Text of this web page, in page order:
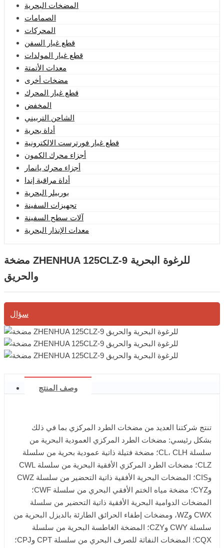
المضخات البحرية
الصمامات
المحركات
قطع غيار السفن
قطع غيار المولدات
معدات الأتمتة
مضخات أخرى
قطع غيار المحرك
المخفض
الشاحن التربيني
أداة بحرية
قطع غيار فورترست الالكترونية
أجزاء محرك الكمون
أجزاء محرك يانمار
أداة مراقبة إندا
بوربيلر البحرية
تجهيزات السفينة
آلات سطح السفينة
معدات الإنذار البحرية
مضخة ZHENHUA 125CLZ-9 للرغوة البحرية
والحريق
سؤال
وصف المنتج
تنتج شركتنا العديد من مضخات الطرد المركزي بما في ذلك
بشكل رئيسي: مضخات الطرد المركزي العمودية البحرية من
سلسلة CL، CLH؛ مضخة فتيلة ذاتية عمودية بحرية من سلسلة
CLZ؛ مضخات الطرد المركزي الأفقية البحرية من سلسلة CWL
وCIS؛ المضخات البحرية الأفقية ذاتية التحضير من سلسلة CWZ
وCYZ؛ مضخة مياه الختم الأفقي البحري من سلسلة CWF؛
المضخات الدوامية البحرية الأفقية ذاتية التحضير من سلسلة
CWX وWZ، ومضخات إطفاء الحرائق الطارئة بالديزل البحرية من
سلسلة CWY وCZY؛ المضخة الغاطسة البحرية من سلسلة
CQX؛ المضخات النفاثة للصرف البحري من سلسلة CPT وCPJ؛